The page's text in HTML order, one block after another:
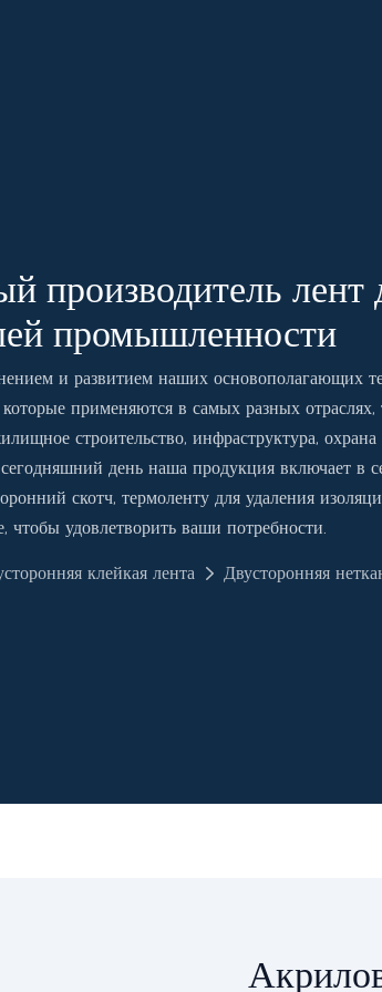
производитель лент
промышленности
и развитием наших основополагающих
применяются в самых разных отраслях,
строительство, инфраструктура, охрана
день наша продукция включает в
скотч, термоленту для удаления
чтобы удовлетворить ваши потребности.
клейкая лента Двусторонняя